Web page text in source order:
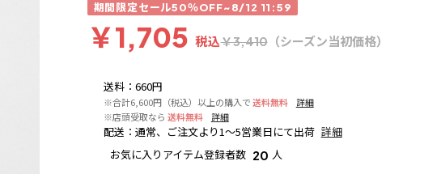
送料： 660円
※合計6,600円（税込）以上の購入で送料無料
詳細
※店頭受取なら 送料無料 詳細
配送 ： 通常、ご注文より1～5営業日にて出荷 詳細
お気に入りアイテム登録者数 20 人
期間限定セール50％OFF~8/12 11:59
￥1,705 税込￥3,410（シーズン当初価格）